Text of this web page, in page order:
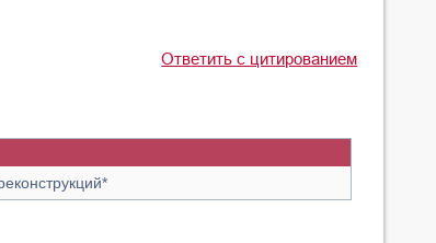
Ответить с цитированием